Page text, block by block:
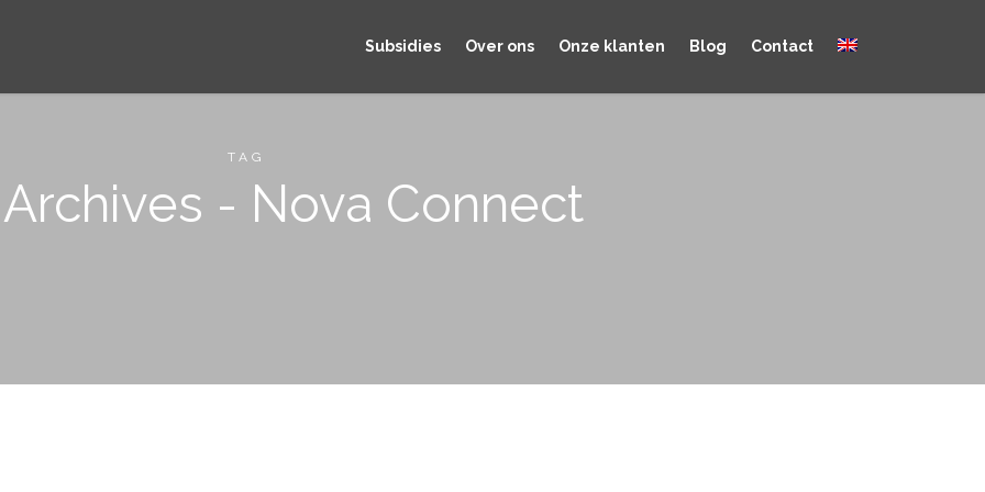
Subsidies Over ons Onze klanten Blog Contact
TAG
- Nova Connect